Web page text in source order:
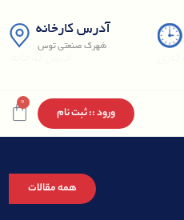
ورود :: ثبت نام
0
همه مقالات